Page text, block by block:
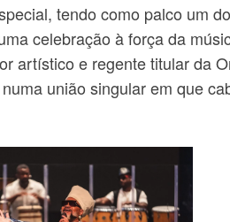
tendo como palco um
celebração à força da
artístico e regente titular da
união singular em que